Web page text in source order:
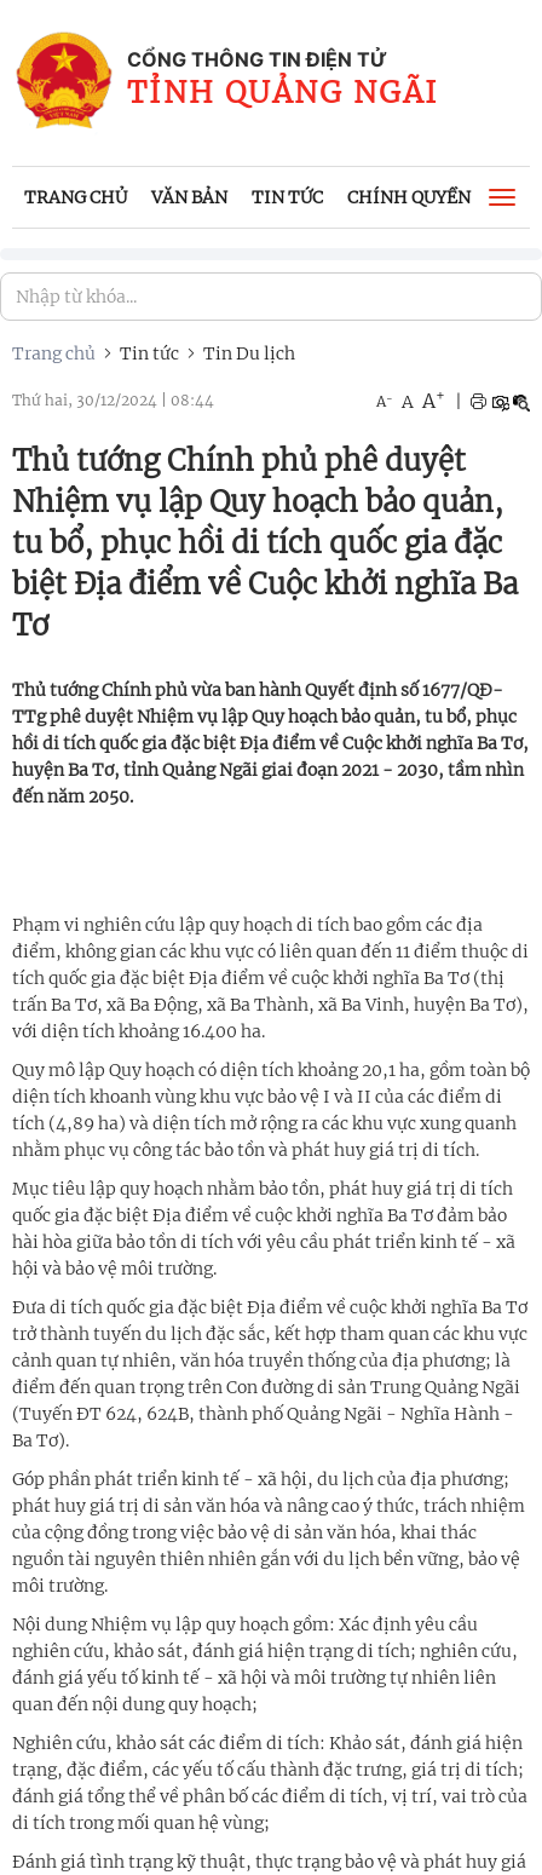
CỔNG THÔNG TIN ĐIỆN TỬ
TỈNH QUẢNG NGÃI
TRANG CHỦ VĂN BẢN TIN TỨC CHÍNH QUYỀN
Trang chủ Tin tức Tin Du lịch
Thứ hai, 30/12/2024 08:44 A- A A+
Thủ tướng Chính phủ phê duyệt
Nhiệm vụ lập Quy hoạch bảo quản,
tu bổ, phục hồi di tích quốc gia đặc
biệt Địa điểm về Cuộc khởi nghĩa Ba
Tơ
Thủ tướng Chính phủ vừa ban hành Quyết định số 1677/QĐ-
TTg phê duyệt Nhiệm vụ lập Quy hoạch bảo quản, tu bổ, phục
hồi di tích quốc gia đặc biệt Địa điểm về Cuộc khởi nghĩa Ba Tơ,
huyện Ba Tơ, tỉnh Quảng Ngãi giai đoạn 2021 - 2030, tầm nhìn
đến năm 2050.
Phạm vi nghiên cứu lập quy hoạch di tích bao gồm các địa
điểm, không gian các khu vực có liên quan đến 11 điểm thuộc di
tích quốc gia đặc biệt Địa điểm về cuộc khởi nghĩa Ba Tơ (thị
trấn Ba Tơ, xã Ba Động, xã Ba Thành, xã Ba Vinh, huyện Ba Tơ),
với diện tích khoảng 16.400 ha.
Quy mô lập Quy hoạch có diện tích khoảng 20,1 ha, gồm toàn bộ
diện tích khoanh vùng khu vực bảo vệ I và II của các điểm di
tích (4,89 ha) và diện tích mở rộng ra các khu vực xung quanh
nhằm phục vụ công tác bảo tồn và phát huy giá trị di tích.
Mục tiêu lập quy hoạch nhằm bảo tồn, phát huy giá trị di tích
quốc gia đặc biệt Địa điểm về cuộc khởi nghĩa Ba Tơ đảm bảo
hài hòa giữa bảo tồn di tích với yêu cầu phát triển kinh tế - xã
hội và bảo vệ môi trường.
Đưa di tích quốc gia đặc biệt Địa điểm về cuộc khởi nghĩa Ba Tơ
trở thành tuyến du lịch đặc sắc, kết hợp tham quan các khu vực
cảnh quan tự nhiên, văn hóa truyền thống của địa phương; là
điểm đến quan trọng trên Con đường di sản Trung Quảng Ngãi
(Tuyến ĐT 624, 624B, thành phố Quảng Ngãi - Nghĩa Hành -
Ba Tơ).
Góp phần phát triển kinh tế - xã hội, du lịch của địa phương;
phát huy giá trị di sản văn hóa và nâng cao ý thức, trách nhiệm
của cộng đồng trong việc bảo vệ di sản văn hóa, khai thác
nguồn tài nguyên thiên nhiên gắn với du lịch bền vững, bảo vệ
môi trường.
Nội dung Nhiệm vụ lập quy hoạch gồm: Xác định yêu cầu
nghiên cứu, khảo sát, đánh giá hiện trạng di tích; nghiên cứu,
đánh giá yếu tố kinh tế - xã hội và môi trường tự nhiên liên
quan đến nội dung quy hoạch;
Nghiên cứu, khảo sát các điểm di tích: Khảo sát, đánh giá hiện
trạng, đặc điểm, các yếu tố cấu thành đặc trưng, giá trị di tích;
đánh giá tổng thể về phân bố các điểm di tích, vị trí, vai trò của
di tích trong mối quan hệ vùng;
Đánh giá tình trạng kỹ thuật, thực trạng bảo vệ và phát huy giá